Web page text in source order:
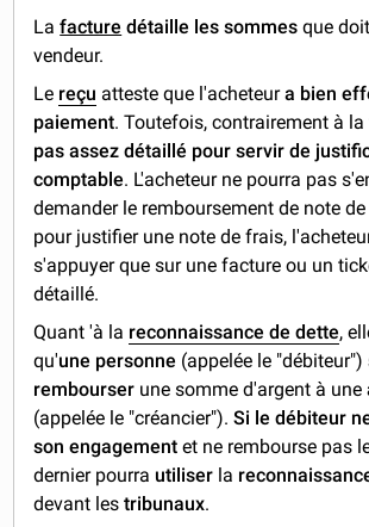
La facture détaille les sommes que
vendeur.
Le reçu atteste que l'acheteura bien
paiement. Toutefois, contrairement à
pas assez détaillé pour servir de
comptable. L'acheteur ne pourra pas
demander le remboursement de note
pour justifier une note de frais,
s'appuyer que sur une facture ou un
détaillé.
Quant 'à la reconnaissance de dette,
qu'une personne (appelée le "débiteur")
rembourser une somme d'argent à une
(appelée le "créancier").Si le débiteur
son engagement et ne rembourse pas
dernier pourra utiliser la
devant lestribunaux.